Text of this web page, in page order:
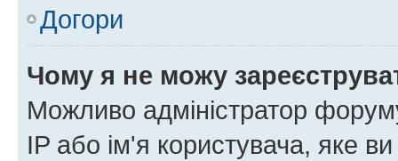
Догори
Чому я не можу
Можливо адміністратор
IP або ім'я користувача, яке